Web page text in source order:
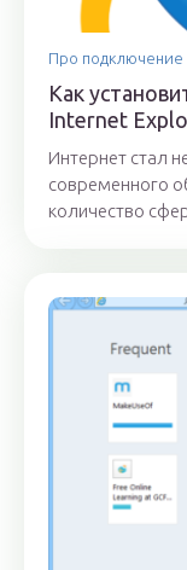
Про подключение
Как
Internet
Интернет стал
современного
количество